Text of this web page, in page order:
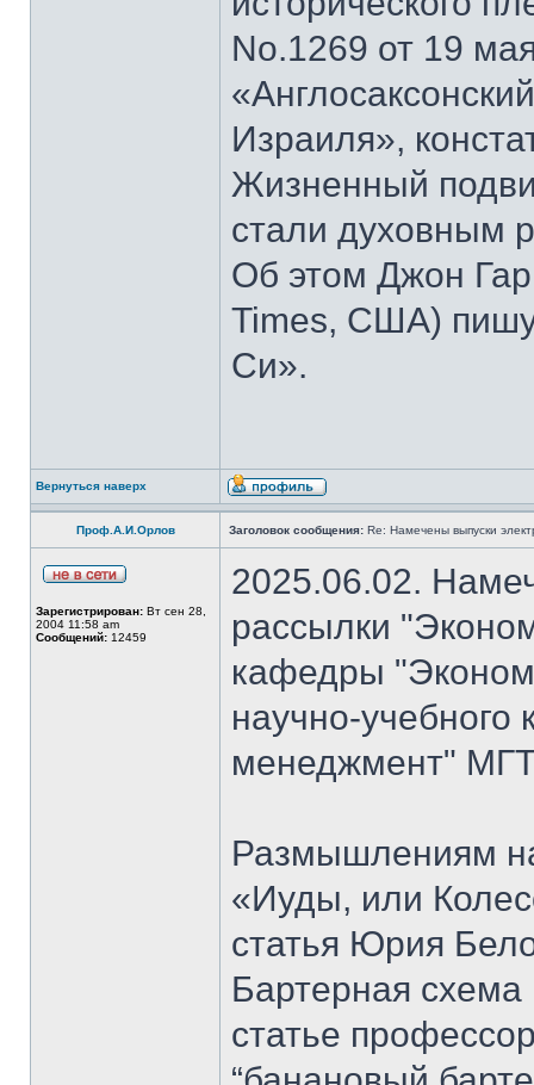
No.1269 от 19
Израиля»,
Жизненный
стали духовным
Об этом Джон
Times, США)
Си».
Вернуться наверх
Проф.А.И.Орлов Заголовок сообщения: Re: Намечены выпуски
Зарегистрирован: Вт сен 28,
2004 11:58 am
Сообщений: 12459
2025.06.02.
рассылки
кафедры
научно-
менеджмент"
Размышлениям
«Иуды, или
статья Юрия
Бартерная схема
статье